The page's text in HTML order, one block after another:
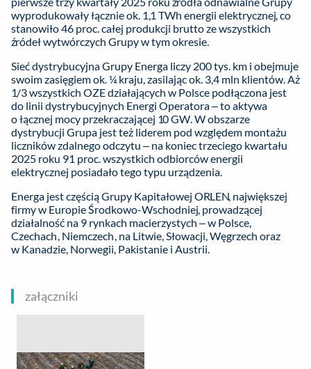
wyprodukowały łącznie ok. 1,1 TWh energii elektrycznej, co
stanowiło 46 proc. całej produkcji brutto ze wszystkich
źródeł wytwórczych Grupy w tym okresie.
Sieć dystrybucyjna Grupy Energa liczy 200 tys. km i obejmuje
swoim zasięgiem ok. ¼ kraju, zasilając ok. 3,4 mln klientów. Aż
1/3 wszystkich OZE działających w Polsce podłączona jest
do linii dystrybucyjnych Energi Operatora – to aktywa
o łącznej mocy przekraczającej 10 GW. W obszarze
dystrybucji Grupa jest też liderem pod względem montażu
liczników zdalnego odczytu – na koniec trzeciego kwartału
2025 roku 91 proc. wszystkich odbiorców energii
elektrycznej posiadało tego typu urządzenia.
Energa jest częścią Grupy Kapitałowej ORLEN, największej
firmy w Europie Środkowo-Wschodniej, prowadzącej
działalność na 9 rynkach macierzystych – w Polsce,
Czechach, Niemczech, na Litwie, Słowacji, Węgrzech oraz
w Kanadzie, Norwegii, Pakistanie i Austrii.
załączniki